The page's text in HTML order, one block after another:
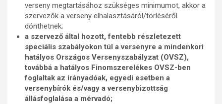
verseny megtartásához szükséges minimumot, akkor a
szervezők a verseny elhalasztásáról/törléséről
dönthetnek;
a szervező által hozott, fentebb részletezett
speciális szabályokon túl a versenyre a mindenkori
hatályos Országos Versenyszabályzat (OVSZ),
továbbá a hatályos Finomszerelékes OVSZ-ben
foglaltak az irányadóak, egyedi esetben a
versenybírók és/vagy a versenybizottság
állásfoglalása a mérvadó;